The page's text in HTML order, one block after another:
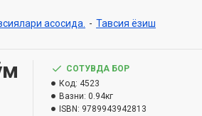
асосида. - Тавсия ёзиш
СОТУВДА БОР
Код: 4523
Вазни: 0.94кг
ISBN: 9789943942813